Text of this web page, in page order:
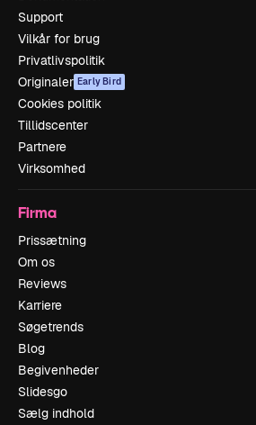
Support
Vilkår for brug
Privatlivspolitik
Originaler Early Bird
Cookies politik
Tillidscenter
Partnere
Virksomhed
Firma
Prissætning
Om os
Reviews
Karriere
Søgetrends
Blog
Begivenheder
Slidesgo
Sælg indhold